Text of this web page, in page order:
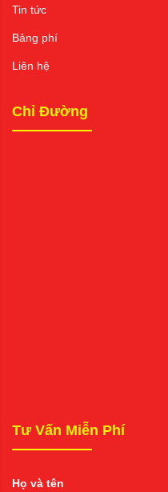
Tin tức
Bảng phí
Liên hệ
Chỉ Đường
Tư Vấn Miễn Phí
Họ và tên